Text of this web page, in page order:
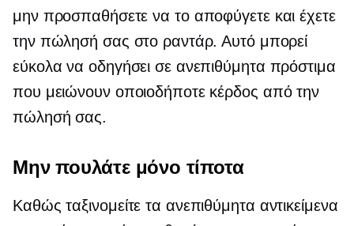
μην προσπαθήσετε να το αποφύγετε και έχετε
την πώλησή σας στο ραντάρ. Αυτό μπορεί
εύκολα να οδηγήσει σε ανεπιθύμητα πρόστιμα
που μειώνουν οποιοδήποτε κέρδος από την
πώλησή σας.
Μην πουλάτε μόνο τίποτα
Καθώς ταξινομείτε τα ανεπιθύμητα αντικείμενα